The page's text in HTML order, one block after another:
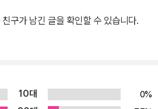
구가 남긴 글을 확인할 수 있습니다.
10대
0%